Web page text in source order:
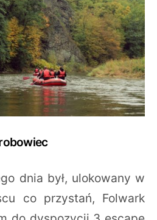
dnia był, ulokowany w
co przystań, Folwark